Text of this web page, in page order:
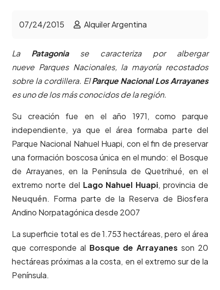
07/24/2015 Alquiler Argentina
LaPatagoniase caracteriza por albergar
nueve Parques Nacionales, la mayoría recostados
sobre la cordillera. ElParque Nacional Los Arrayanes
es uno de los más conocidos de la región.
Su creación fue en el año 1971, como parque
independiente, ya que el área formaba parte del
Parque Nacional Nahuel Huapi, con el fin de preservar
una formación boscosa única en el mundo: el Bosque
de Arrayanes, en la Península de Quetrihué, en el
extremo norte del Lago Nahuel Huapi, provincia de
Neuquén. Forma parte de la Reserva de Biosfera
Andino Norpatagónica desde 2007
La superficie total es de 1.753 hectáreas, pero el área
que corresponde al Bosque de Arrayanes son 20
hectáreas próximas a la costa, en el extremo sur de la
Península.